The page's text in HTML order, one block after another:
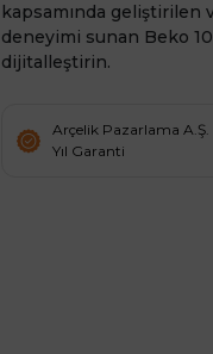
kapsamında geliştirilen
deneyimi sunan Beko
dijitalleştirin.
Arçelik Pazarlama A.Ş.
Yıl Garanti